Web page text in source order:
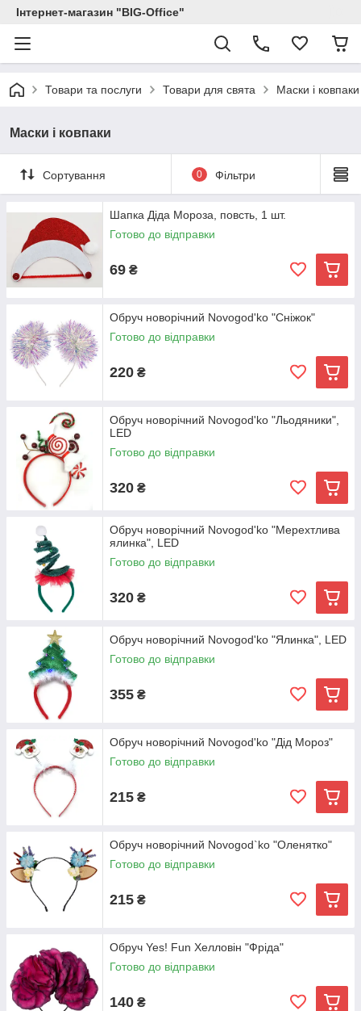
Інтернет-магазин "BIG-Office"
Товари та послуги Товари для свята Маски і ковпаки
Маски і ковпаки
Сортування 0 Фільтри
Шапка Діда Мороза, повсть, 1 шт.
Готово до відправки
69 ₴
Обруч новорічний Novogod'ko "Сніжок"
Готово до відправки
220 ₴
Обруч новорічний Novogod'ko "Льодяники",
LED
Готово до відправки
320 ₴
Обруч новорічний Novogod'ko "Мерехтлива
ялинка", LED
Готово до відправки
320 ₴
Обруч новорічний Novogod'ko "Ялинка", LED
Готово до відправки
355 ₴
Обруч новорічний Novogod'ko "Дід Мороз"
Готово до відправки
215 ₴
Обруч новорічний Novogod`ko "Оленятко"
Готово до відправки
215 ₴
Обруч Yes! Fun Хелловін "Фріда"
Готово до відправки
140 ₴